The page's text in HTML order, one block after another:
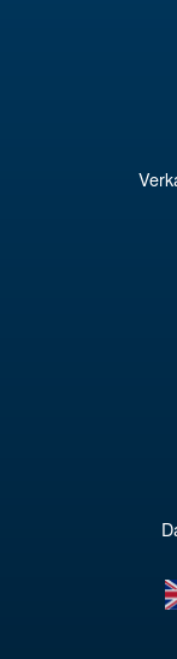
en